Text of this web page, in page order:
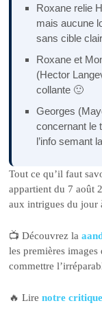
Roxane relie
mais aucune
sans cible
Roxane et
(Hector
collante 🙂
Georges
concernant le
l’info semant
Tout ce qu’il faut
appartient du 7 août
aux intrigues du jour
📺 Découvrez la
les premières
commettre
🔥 Lirenotre